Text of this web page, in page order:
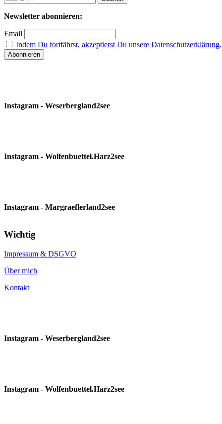
nach:
Newsletter abonnieren:
Email
Indem Du fortfährst, akzeptierst Du unsere Datenschutzerklärung.
Instagram - Weserbergland2see
Instagram - Wolfenbuettel.Harz2see
Instagram - Margraeflerland2see
Wichtig
Impressum & DSGVO
Über mich
Kontakt
Instagram - Weserbergland2see
Instagram - Wolfenbuettel.Harz2see